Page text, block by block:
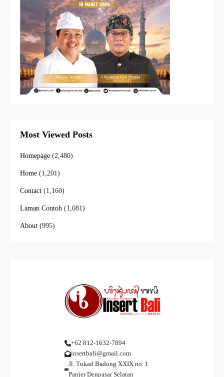
Most Viewed Posts
Homepage (2,480)
Home (1,201)
Contact (1,160)
Laman Contoh (1,081)
About (995)
+62 812-1632-7894
insertbali@gmail.com
Jl. Tukad Badung XXIX no. 1
Panjer Denpasar Selatan